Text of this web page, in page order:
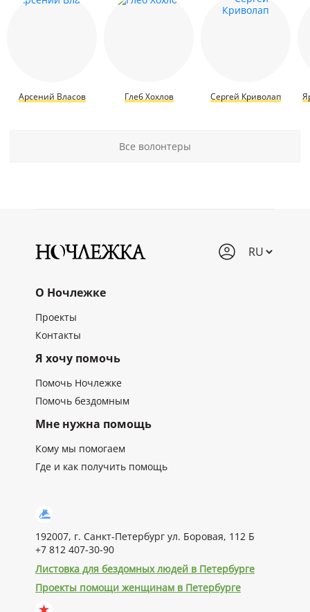
Арсений Власов Глеб Хохлов Сергей Криволап
Все волонтеры
О Ночлежке
Проекты
Контакты
Я хочу помочь
Помочь Ночлежке
Помочь бездомным
Мне нужна помощь
Кому мы помогаем
Где и как получить помощь
192007, г. Санкт-Петербург ул. Боровая, 112 Б
+7 812 407-30-90
Листовка для бездомных людей в Петербурге
Проекты помощи женщинам в Петербурге